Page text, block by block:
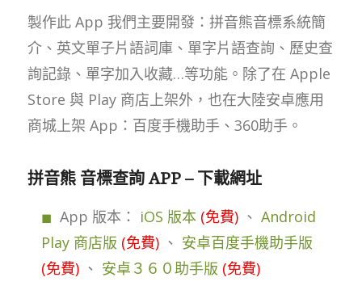
製作此 App 我們主要開發：拼音熊音標系統簡
介、英文單子片語詞庫、單字片語查詢、歷史查
詢記錄、單字加入收藏…等功能。除了在 Apple
Store 與 Play 商店上架外，也在大陸安卓應用
商城上架 App：百度手機助手、360助手。
拼音熊 音標查詢 APP – 下載網址
App 版本： iOS 版本 (免費)、 Android
Play 商店版 (免費)、 安卓百度手機助手版
(免費)、 安卓３６０助手版 (免費)